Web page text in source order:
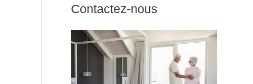
Contactez-nous